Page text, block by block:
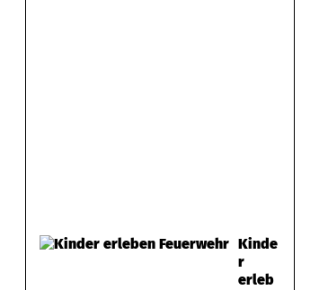
Kinde
r
erleb